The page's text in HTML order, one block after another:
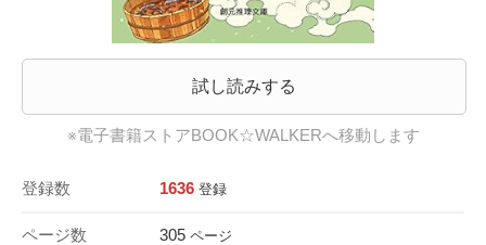
試し読みする
※電子書籍ストアBOOK☆WALKERへ移動します
登録数 1636 登録
ページ数 305 ページ